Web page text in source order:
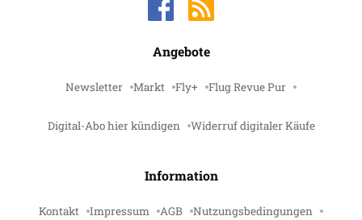
Angebote
Newsletter Markt Fly+ Flug Revue Pur
Digital-Abo hier kündigen Widerruf digitaler Käufe
Information
Kontakt Impressum AGB Nutzungsbedingungen